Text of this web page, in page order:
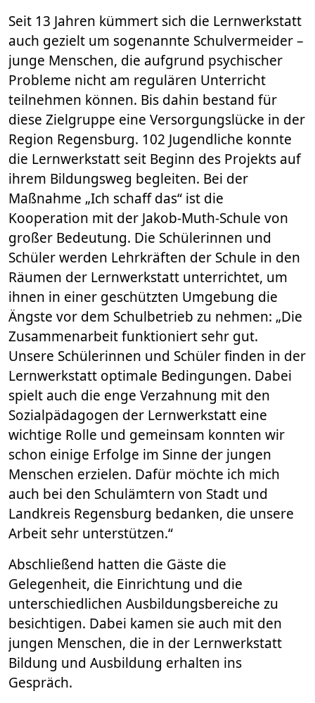
Seit 13 Jahren kümmert sich die Lernwerkstatt
auch gezielt um sogenannte Schulvermeider –
junge Menschen, die aufgrund psychischer
Probleme nicht am regulären Unterricht
teilnehmen können. Bis dahin bestand für
diese Zielgruppe eine Versorgungslücke in der
Region Regensburg. 102 Jugendliche konnte
die Lernwerkstatt seit Beginn des Projekts auf
ihrem Bildungsweg begleiten. Bei der
Maßnahme „Ich schaff das“ ist die
Kooperation mit der Jakob-Muth-Schule von
großer Bedeutung. Die Schülerinnen und
Schüler werden Lehrkräften der Schule in den
Räumen der Lernwerkstatt unterrichtet, um
ihnen in einer geschützten Umgebung die
Ängste vor dem Schulbetrieb zu nehmen: „Die
Zusammenarbeit funktioniert sehr gut.
Unsere Schülerinnen und Schüler finden in der
Lernwerkstatt optimale Bedingungen. Dabei
spielt auch die enge Verzahnung mit den
Sozialpädagogen der Lernwerkstatt eine
wichtige Rolle und gemeinsam konnten wir
schon einige Erfolge im Sinne der jungen
Menschen erzielen. Dafür möchte ich mich
auch bei den Schulämtern von Stadt und
Landkreis Regensburg bedanken, die unsere
Arbeit sehr unterstützen.“
Abschließend hatten die Gäste die
Gelegenheit, die Einrichtung und die
unterschiedlichen Ausbildungsbereiche zu
besichtigen. Dabei kamen sie auch mit den
jungen Menschen, die in der Lernwerkstatt
Bildung und Ausbildung erhalten ins
Gespräch.